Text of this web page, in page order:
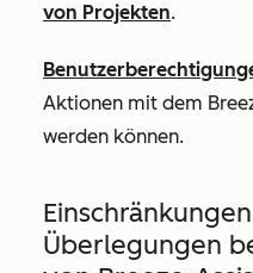
von Projekten.
Aktionen mit dem
werden können.
Überlegungen